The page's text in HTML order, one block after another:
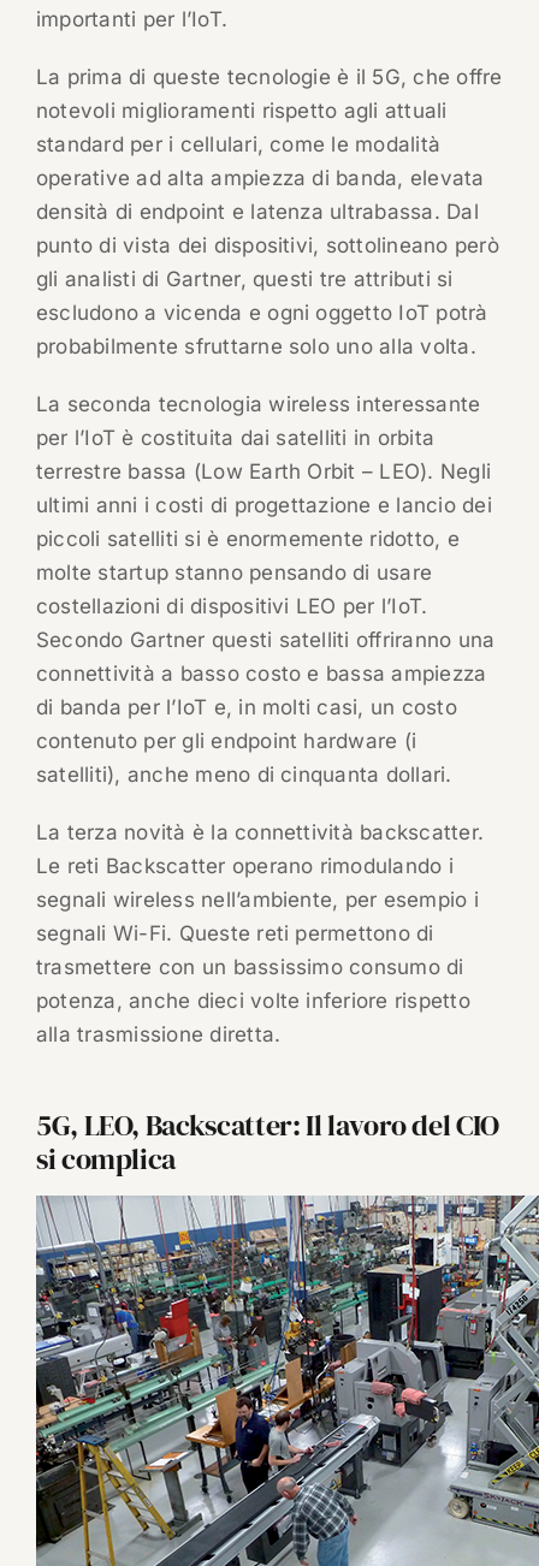
importanti per l’IoT.
La prima di queste tecnologie è il 5G, che offre
notevoli miglioramenti rispetto agli attuali
standard per i cellulari, come le modalità
operative ad alta ampiezza di banda, elevata
densità di endpoint e latenza ultrabassa. Dal
punto di vista dei dispositivi, sottolineano però
gli analisti di Gartner, questi tre attributi si
escludono a vicenda e ogni oggetto IoT potrà
probabilmente sfruttarne solo uno alla volta.
La seconda tecnologia wireless interessante
per l’IoT è costituita dai satelliti in orbita
terrestre bassa (Low Earth Orbit – LEO). Negli
ultimi anni i costi di progettazione e lancio dei
piccoli satelliti si è enormemente ridotto, e
molte startup stanno pensando di usare
costellazioni di dispositivi LEO per l’IoT.
Secondo Gartner questi satelliti offriranno una
connettività a basso costo e bassa ampiezza
di banda per l’IoT e, in molti casi, un costo
contenuto per gli endpoint hardware (i
satelliti), anche meno di cinquanta dollari.
La terza novità è la connettività backscatter.
Le reti Backscatter operano rimodulando i
segnali wireless nell’ambiente, per esempio i
segnali Wi-Fi. Queste reti permettono di
trasmettere con un bassissimo consumo di
potenza, anche dieci volte inferiore rispetto
alla trasmissione diretta.
5G, LEO, Backscatter: Il lavoro del CIO
si complica